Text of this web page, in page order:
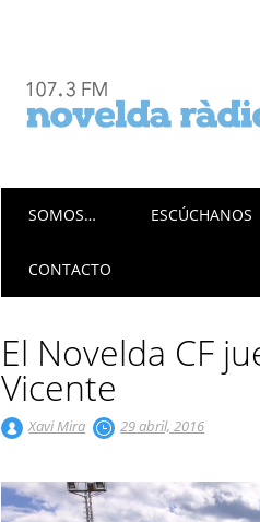
Menú principal
SOMOS… ESCÚCHANOS
CONTACTO
El Novelda CF
Vicente
Xavi Mira 29 abril, 2016